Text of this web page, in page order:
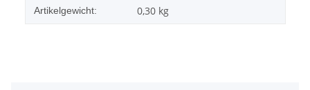
Artikelgewicht: 0,30 kg